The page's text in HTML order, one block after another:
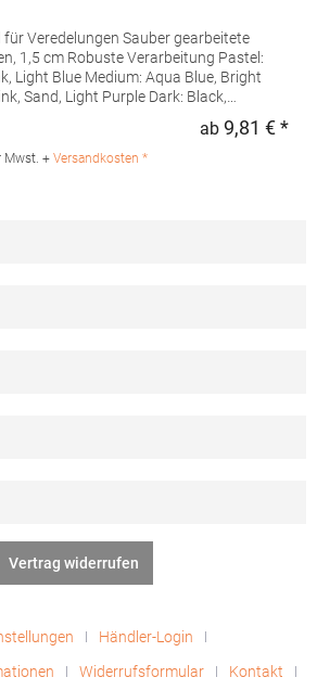
Aqua Blue, Bright
Light Purple Dark: Black,
Fire Red, Dark Green, True Blue, Purple
bis 60° C, Dark Farben bis 40° C
E-Mail: info@artg.nl
ab 9,81 € *
Mwst. + Versandkosten *
Vertrag widerrufen
Händler-Login
Widerrufsformular Kontakt